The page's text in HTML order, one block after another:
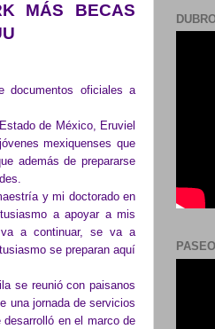
MÁS BECAS
documentos oficiales a
de México, Eruviel
mexiquenses que
además de prepararse
y mi doctorado en
a apoyar a mis
va a continuar, se va a
se preparan aquí
se reunió con paisanos
una jornada de servicios
en el marco de